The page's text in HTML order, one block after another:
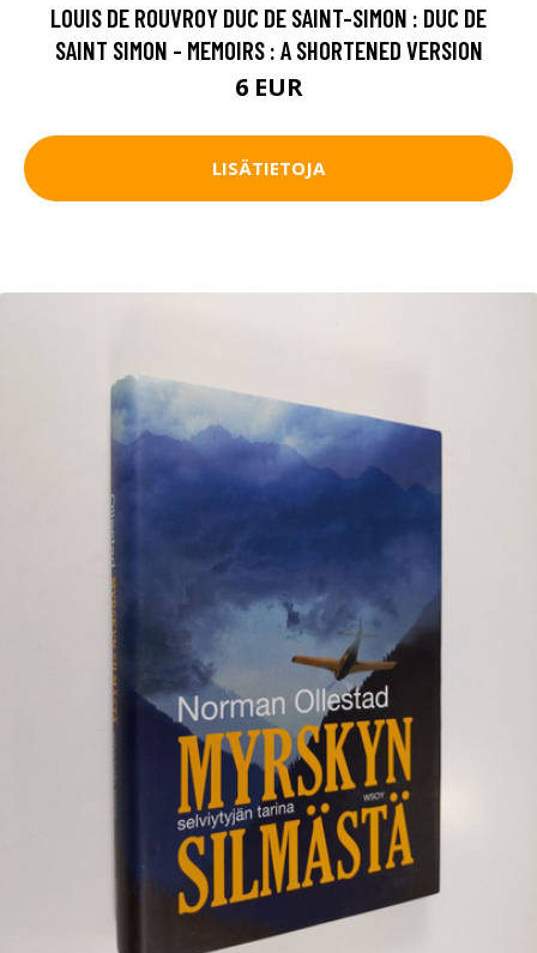
LOUIS DE ROUVROY DUC DE SAINT-SIMON : DUC DE
SAINT SIMON - MEMOIRS : A SHORTENED VERSION
6 EUR
LISÄTIETOJA